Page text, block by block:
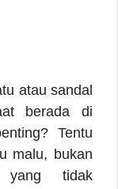
atau sandal
berada di
Tentu
malu, bukan
tidak